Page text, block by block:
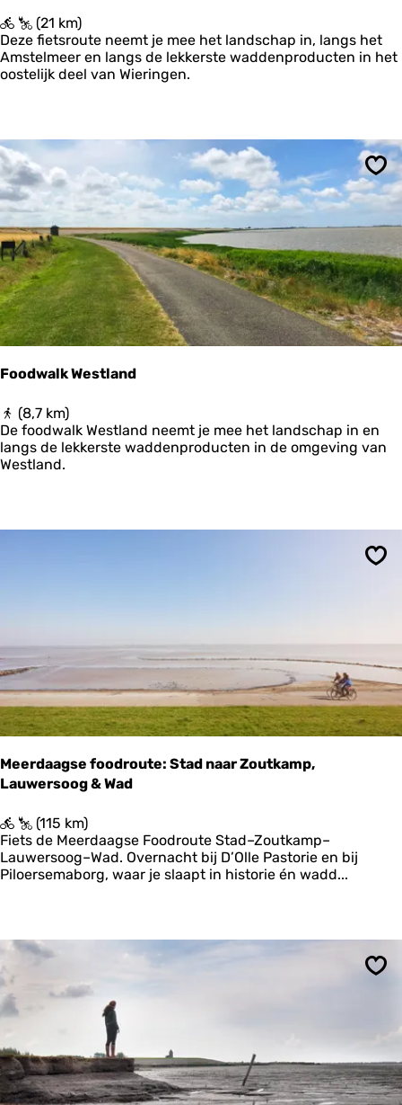
F
o
o
d
t
e
A
m
s
t
e
l
m
e
e
r
-
W
i
r
i
n
g
e
(21 km)
Deze fietsroute neemt je mee het landschap in, langs het
Amstelmeer en langs de lekkerste waddenproducten in het
oostelijk deel van Wieringen.
Foodwalk Westland
F
o
o
d
k
n
d
(8,7 km)
De foodwalk Westland neemt je mee het landschap in en
langs de lekkerste waddenproducten in de omgeving van
Westland.
Meerdaagse foodroute: Stad naar Zoutkamp,
Lauwersoog & Wad
M
e
e
r
g
s
e
f
o
d
r
o
u
(115 km)
Fiets de Meerdaagse Foodroute Stad–Zoutkamp–
Lauwersoog–Wad. Overnacht bij D’Olle Pastorie en bij
Piloersemaborg, waar je slaapt in historie én wadd...